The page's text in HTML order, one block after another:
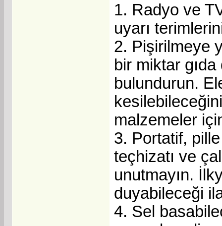
1. Radyo ve
uyarı
2. Pişirilmeye
bir miktar
bulundurun.
malzemeler
3. Portatif,
teçhizatı ve
unutmayın.
duyabileceği
4. Sel